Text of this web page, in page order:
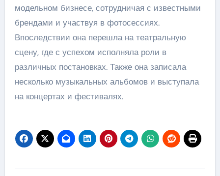
модельном бизнесе, сотрудничая с известными
брендами и участвуя в фотосессиях.
Впоследствии она перешла на театральную
сцену, где с успехом исполняла роли в
различных постановках. Также она записала
несколько музыкальных альбомов и выступала
на концертах и фестивалях.